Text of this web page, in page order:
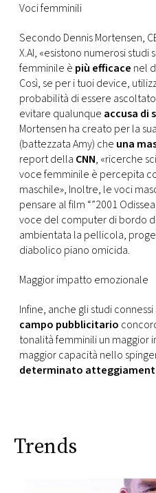
Voci femminili
Secondo Dennis Mortensen,
X.AI, «esistono numerosi
femminile è più efficace nel
Così, se per i tuoi device,
probabilità di essere
evitare qualunque accusa di
Mortensen ha creato per la
(battezzata Amy) che una
report della CNN, «ricerche
voce femminile è percepita
maschile», Inoltre, le voci
pensare al film “”2001
voce del computer di bordo
ambientata la pellicola,
diabolico piano omicida.
Maggior impatto emozionale
Infine, anche gli studi
campo pubblicitario
tonalità femminili un maggior
maggior capacità nello
determinato
Trends